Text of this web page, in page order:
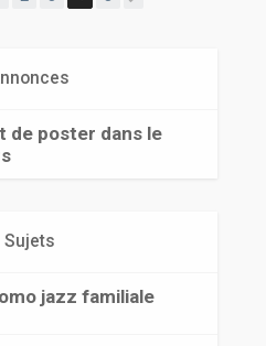
de poster dans le
Sujets
jazz familiale